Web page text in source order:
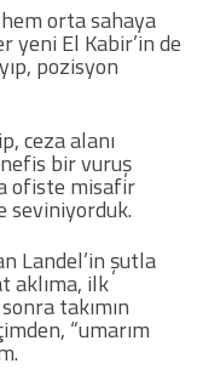
orta sahaya
yeni El Kabir’in de
pozisyon
ceza alanı
bir vuruş
ofiste misafir
seviniyorduk.
Landel’in şutla
aklıma, ilk
takımın
“umarım